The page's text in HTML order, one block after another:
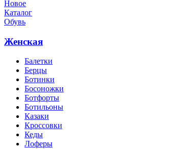
Новое
Каталог
Обувь
Женская
Балетки
Берцы
Ботинки
Босоножки
Ботфорты
Ботильоны
Казаки
Кроссовки
Кеды
Лоферы